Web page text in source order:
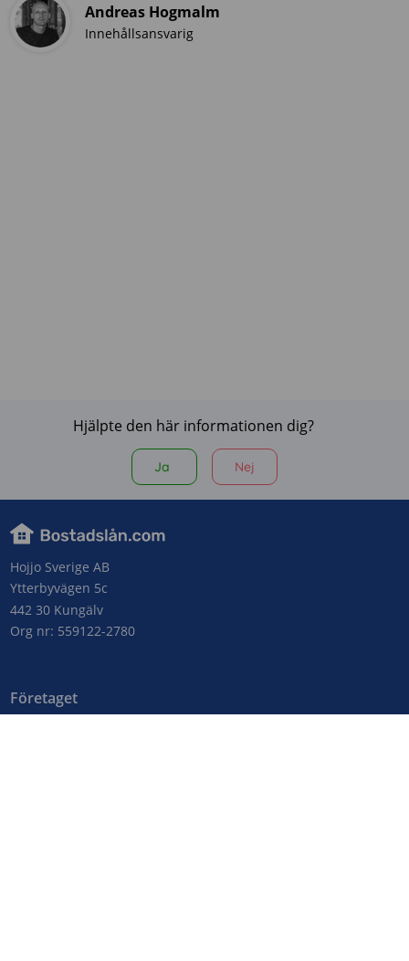
Andreas Hogmalm
Innehållsansvarig
Hjälpte den här informationen dig?
Ja Nej
Hojjo Sverige AB
Ytterbyvägen 5c
442 30 Kungälv
Org nr: 559122-2780
Företaget